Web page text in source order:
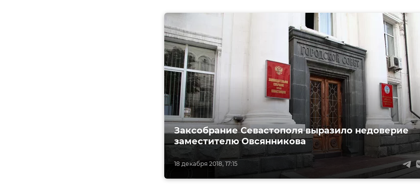
18 декабря 2018, 17:15
Заксобрание Севастополя выразило недоверие
заместителю Овсянникова